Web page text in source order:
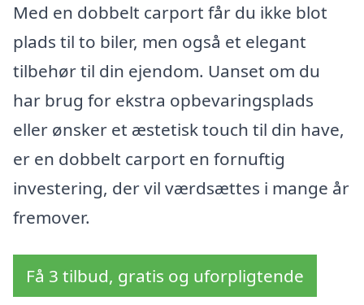
Med en dobbelt carport får du ikke blot
plads til to biler, men også et elegant
tilbehør til din ejendom. Uanset om du
har brug for ekstra opbevaringsplads
eller ønsker et æstetisk touch til din have,
er en dobbelt carport en fornuftig
investering, der vil værdsættes i mange år
fremover.
Få 3 tilbud, gratis og uforpligtende